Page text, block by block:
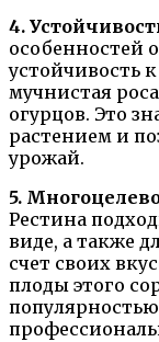
4.
особенностей
устойчивость
мучнистая
огурцов. Это
растением и
урожай.
5.
Рестина
виде, а также
счет своих
плоды этого